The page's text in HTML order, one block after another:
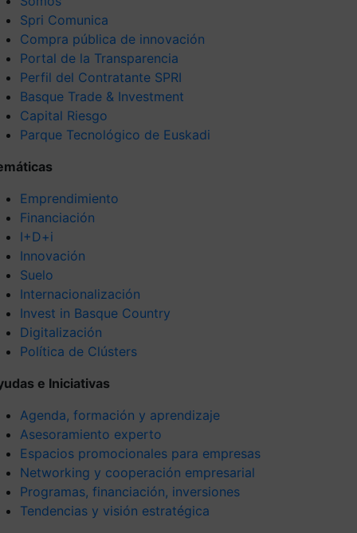
Spri Comunica
Compra pública de innovación
Portal de la Transparencia
Perfil del Contratante SPRI
Basque Trade & Investment
Capital Riesgo
Parque Tecnológico de Euskadi
Emprendimiento
Financiación
I+D+i
Innovación
Suelo
Internacionalización
Invest in Basque Country
Digitalización
Política de Clústers
e Iniciativas
Agenda, formación y aprendizaje
Asesoramiento experto
Espacios promocionales para empresas
Networking y cooperación empresarial
Programas, financiación, inversiones
Tendencias y visión estratégica